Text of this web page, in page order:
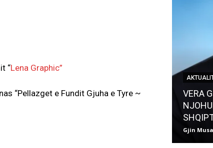
“Lena Graphic”
“Pellazget e Fundit Gjuha e Tyre ~
VERA
Gjin Musa